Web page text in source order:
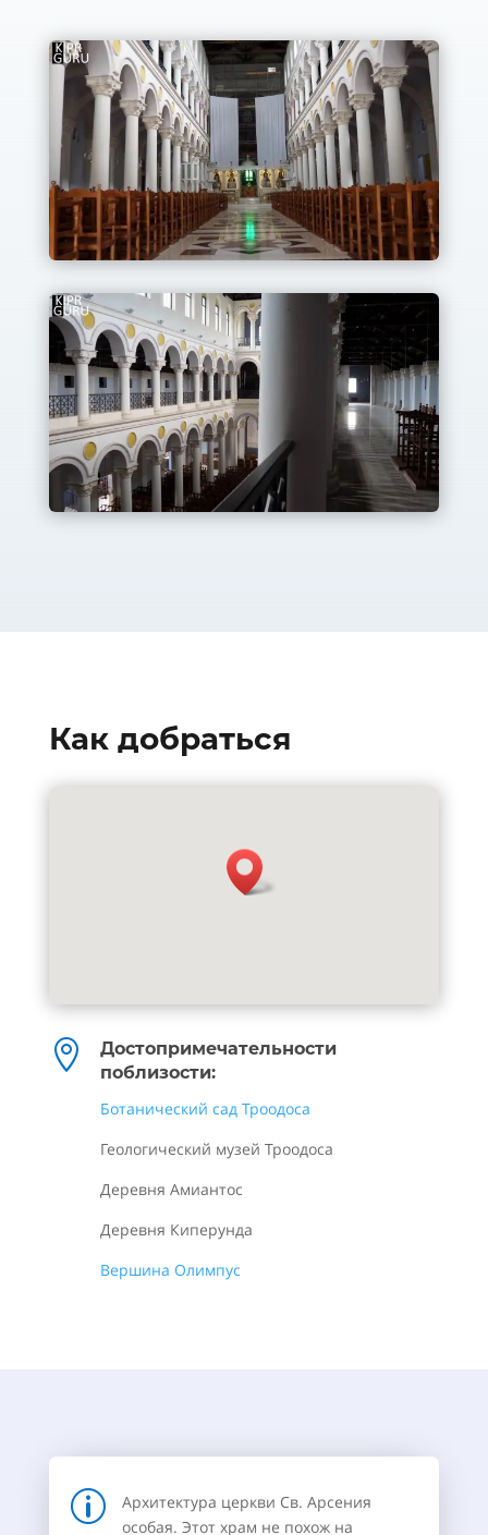
Как добраться

Достопримечательности
поблизости:
Ботанический сад Троодоса
Геологический музей Троодоса
Деревня Амиантос
Деревня Киперунда
Вершина Олимпус
p
Архитектура церкви Св. Арсения
особая. Этот храм не похож на